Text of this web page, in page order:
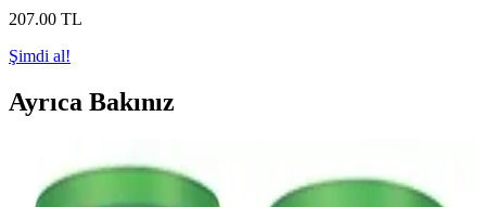
207.00 TL
Şimdi al!
Ayrıca Bakınız
Bebekler İçin Uyku Damlası Kullanımı ve Güvenlik
Rehberi